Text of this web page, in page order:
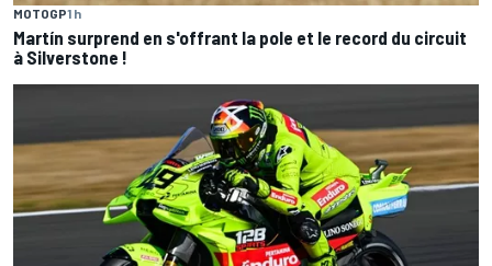
MOTOGP1 h
Martín surprend en s'offrant la pole et le record du circuit
à Silverstone !